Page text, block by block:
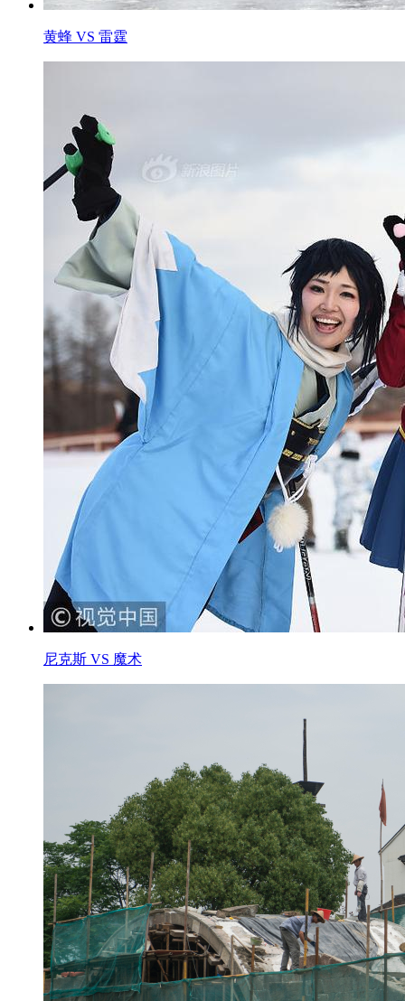
黄蜂 VS 雷霆
尼克斯 VS 魔术